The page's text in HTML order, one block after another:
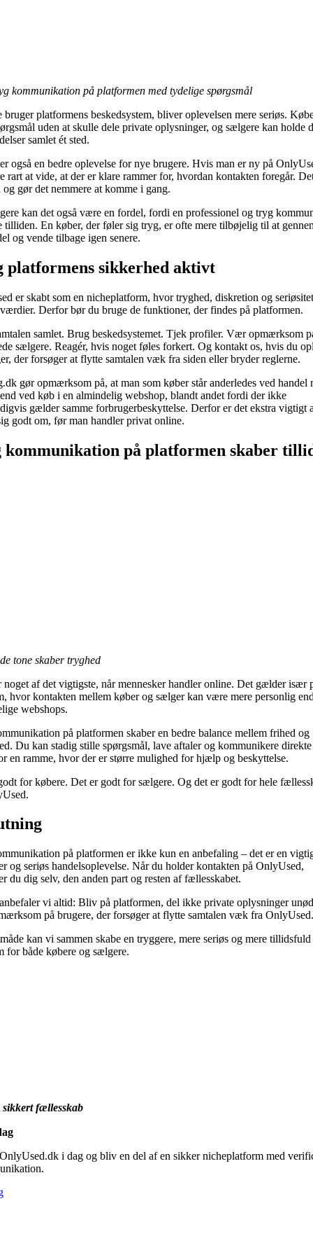
kommunikation på platformen med tydelige spørgsmål
bruger platformens beskedsystem, bliver oplevelsen mere seriøs.
uden at skulle dele private oplysninger, og sælgere kan holde
samlet ét sted.
også en bedre oplevelse for nye brugere. Hvis man er ny på
rart at vide, at der er klare rammer for, hvordan kontakten foregår.
og gør det nemmere at komme i gang.
kan det også være en fordel, fordi en professionel og tryg
tilliden. En køber, der føler sig tryg, er ofte mere tilbøjelig til at
og vende tilbage igen senere.
platformens sikkerhed aktivt
er skabt som en nicheplatform, hvor tryghed, diskretion og
Derfor bør du bruge de funktioner, der findes på platformen.
samlet. Brug beskedsystemet. Tjek profiler. Vær opmærksom
sælgere. Reagér, hvis noget føles forkert. Og kontakt os, hvis du
der forsøger at flytte samtalen væk fra siden eller bryder reglerne.
gør opmærksom på, at man som køber står anderledes ved handel
ved køb i en almindelig webshop, blandt andet fordi der ikke
gælder samme forbrugerbeskyttelse. Derfor er det ekstra vigtigt
godt om, før man handler privat online.
kommunikation på platformen skaber
tone skaber tryghed
af det vigtigste, når mennesker handler online. Det gælder især
hvor kontakten mellem køber og sælger kan være mere personlig
webshops.
på platformen skaber en bedre balance mellem frihed og
Du kan stadig stille spørgsmål, lave aftaler og kommunikere
en ramme, hvor der er større mulighed for hjælp og beskyttelse.
for købere. Det er godt for sælgere. Og det er godt for hele
på platformen er ikke kun en anbefaling – det er en
og seriøs handelsoplevelse. Når du holder kontakten på OnlyUsed,
du dig selv, den anden part og resten af fællesskabet.
vi altid: Bliv på platformen, del ikke private oplysninger
på brugere, der forsøger at flytte samtalen væk fra OnlyUsed.
kan vi sammen skabe en tryggere, mere seriøs og mere tillidsfuld
for både købere og sælgere.
sikkert fællesskab
i dag og bliv en del af en sikker nicheplatform med